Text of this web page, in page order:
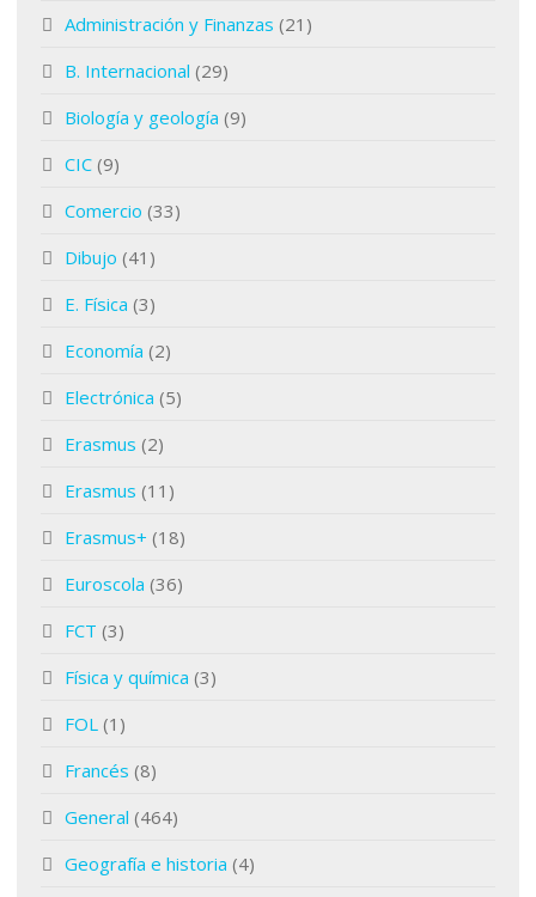
Administración y Finanzas (21)
B. Internacional (29)
Biología y geología (9)
CIC (9)
Comercio (33)
Dibujo (41)
E. Física (3)
Economía (2)
Electrónica (5)
Erasmus (2)
Erasmus (11)
Erasmus+ (18)
Euroscola (36)
FCT (3)
Física y química (3)
FOL (1)
Francés (8)
General (464)
Geografía e historia (4)